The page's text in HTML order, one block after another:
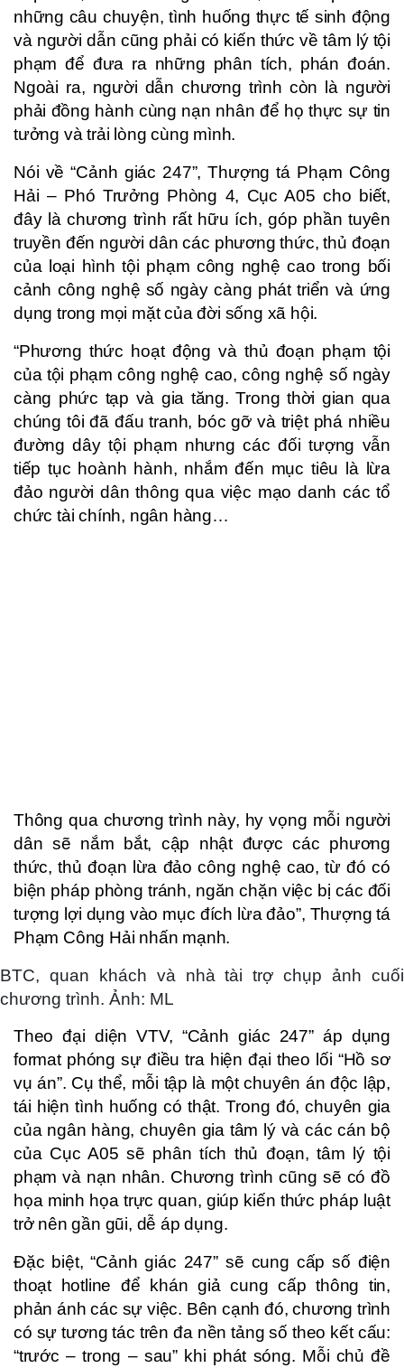
những câu chuyện, tình huống thực tế sinh động
và người dẫn cũng phải có kiến thức về tâm lý tội
phạm để đưa ra những phân tích, phán đoán.
Ngoài ra, người dẫn chương trình còn là người
phải đồng hành cùng nạn nhân để họ thực sự tin
tưởng và trải lòng cùng mình.
Nói về “Cảnh giác 247”, Thượng tá Phạm Công
Hải – Phó Trưởng Phòng 4, Cục A05 cho biết,
đây là chương trình rất hữu ích, góp phần tuyên
truyền đến người dân các phương thức, thủ đoạn
của loại hình tội phạm công nghệ cao trong bối
cảnh công nghệ số ngày càng phát triển và ứng
dụng trong mọi mặt của đời sống xã hội.
“Phương thức hoạt động và thủ đoạn phạm tội
của tội phạm công nghệ cao, công nghệ số ngày
càng phức tạp và gia tăng. Trong thời gian qua
chúng tôi đã đấu tranh, bóc gỡ và triệt phá nhiều
đường dây tội phạm nhưng các đối tượng vẫn
tiếp tục hoành hành, nhắm đến mục tiêu là lừa
đảo người dân thông qua việc mạo danh các tổ
chức tài chính, ngân hàng…
Thông qua chương trình này, hy vọng mỗi người
dân sẽ nắm bắt, cập nhật được các phương
thức, thủ đoạn lừa đảo công nghệ cao, từ đó có
biện pháp phòng tránh, ngăn chặn việc bị các đối
tượng lợi dụng vào mục đích lừa đảo”, Thượng tá
Phạm Công Hải nhấn mạnh.
BTC, quan khách và nhà tài trợ chụp ảnh cuối
chương trình. Ảnh: ML
Theo đại diện VTV, “Cảnh giác 247” áp dụng
format phóng sự điều tra hiện đại theo lối “Hồ sơ
vụ án”. Cụ thể, mỗi tập là một chuyên án độc lập,
tái hiện tình huống có thật. Trong đó, chuyên gia
của ngân hàng, chuyên gia tâm lý và các cán bộ
của Cục A05 sẽ phân tích thủ đoạn, tâm lý tội
phạm và nạn nhân. Chương trình cũng sẽ có đồ
họa minh họa trực quan, giúp kiến thức pháp luật
trở nên gần gũi, dễ áp dụng.
Đặc biệt, “Cảnh giác 247” sẽ cung cấp số điện
thoạt hotline để khán giả cung cấp thông tin,
phản ánh các sự việc. Bên cạnh đó, chương trình
có sự tương tác trên đa nền tảng số theo kết cấu:
“trước – trong – sau” khi phát sóng. Mỗi chủ đề